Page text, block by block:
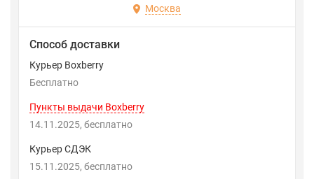
Москва
Способ доставки
Курьер Boxberry
Бесплатно
Пункты выдачи Boxberry
14.11.2025
Бесплатно
Курьер СДЭК
15.11.2025
Бесплатно